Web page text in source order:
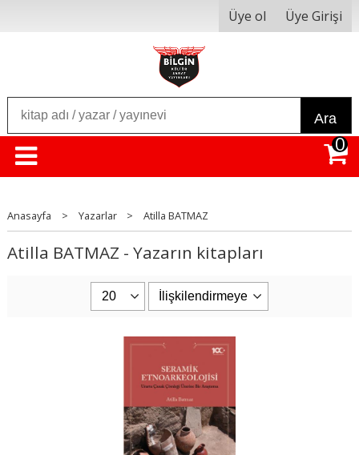
Üye ol Üye Girişi
Ara
0
Anasayfa > Yazarlar > Atilla BATMAZ
Atilla BATMAZ - Yazarın kitapları